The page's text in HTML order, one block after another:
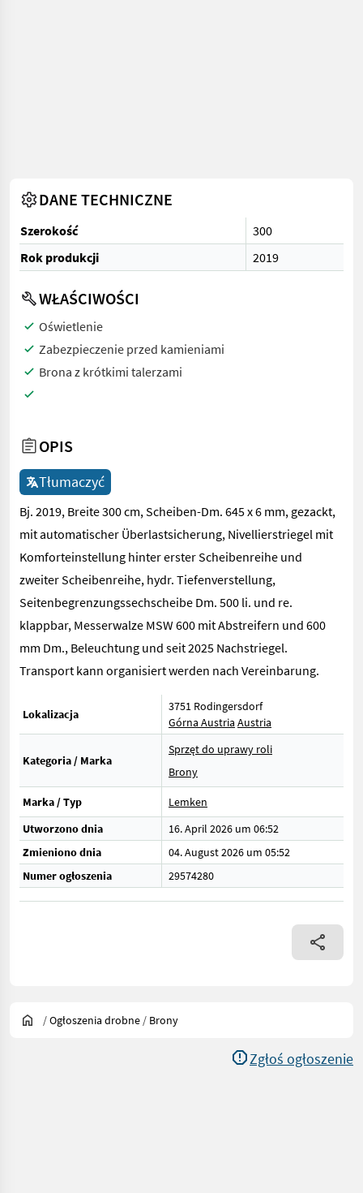
DANE TECHNICZNE
Szerokość
300
Rok produkcji
2019
WŁAŚCIWOŚCI
Oświetlenie
Zabezpieczenie przed kamieniami
Brona z krótkimi talerzami
OPIS
Tłumaczyć
Bj. 2019, Breite 300 cm, Scheiben-Dm. 645 x 6 mm, gezackt,
mit automatischer Überlastsicherung, Nivellierstriegel mit
Komforteinstellung hinter erster Scheibenreihe und
zweiter Scheibenreihe, hydr. Tiefenverstellung,
Seitenbegrenzungssechscheibe Dm. 500 li. und re.
klappbar, Messerwalze MSW 600 mit Abstreifern und 600
mm Dm., Beleuchtung und seit 2025 Nachstriegel.
Transport kann organisiert werden nach Vereinbarung.
Lokalizacja
3751 Rodingersdorf
Górna Austria Austria
Kategoria / Marka
Sprzęt do uprawy roli
Brony
Marka / Typ
Lemken
Utworzono dnia
16. April 2026 um 06:52
Zmieniono dnia
04. August 2026 um 05:52
Numer ogłoszenia
29574280
/Ogłoszenia drobne / Brony
Zgłoś ogłoszenie